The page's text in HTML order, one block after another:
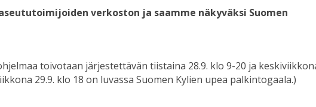
verkoston ja saamme näkyväksi Suomen
toivotaan järjestettävän tiistaina 28.9. klo 9-20 ja
29.9. klo 18 on luvassa Suomen Kylien upea palkintogaala.)